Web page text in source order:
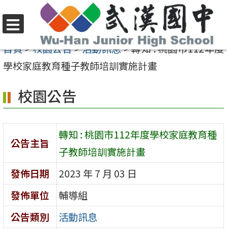
至
要
容
區
選
單
首頁>校園公告>活動訊息>轉知 : 桃園市112年度
學校家庭教育種子教師培訓實施計畫
校園公告
公告主旨
轉知 : 桃園市112年度學校家庭教育種
子教師培訓實施計畫
發佈日期
2023 年 7 月 03 日
發佈單位
輔導組
公告類別
活動訊息